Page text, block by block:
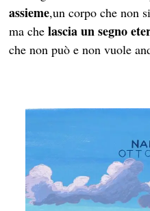
assieme,un corpo che non
ma chelascia un segno
che non può e non vuole